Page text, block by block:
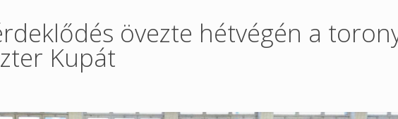
övezte hétvégén a
Kupát